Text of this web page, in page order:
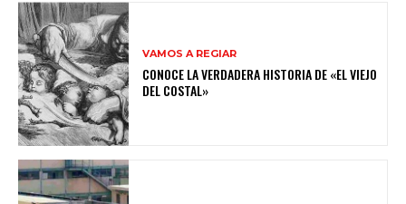
VAMOS A REGIAR
CONOCE LA VERDADERA HISTORIA DE «EL VIEJO
DEL COSTAL»